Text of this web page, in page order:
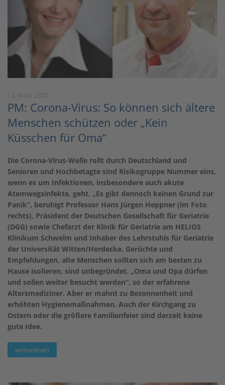
PM: Corona-Virus: So können sich ältere
Menschen schützen oder „Kein
Küsschen für Oma“
Die Corona-Virus-Welle rollt durch Deutschland und
Senioren und Hochbetagte sind Risikogruppe Nummer eins,
wenn es um Infektionen, insbesondere auch akute
Atemwegsinfekte, geht. „Es gibt dennoch keinen Grund zur
Panik“, beruhigt Professor Hans Jürgen Heppner (im Foto
rechts), Präsident der Deutschen Gesellschaft für Geriatrie
(DGG) sowie Chefarzt der Klinik für Geriatrie am HELIOS
Klinikum Schwelm und Inhaber des Lehrstuhls für Geriatrie
der Universität Witten/Herdecke. Gerüchte und
Empfehlungen, alte Menschen sollten sich am besten zu
Hause isolieren, sind unbegründet. „Oma und Opa dürfen
und sollen weiter besucht werden“, so der erfahrene
Altersmediziner. Aber er mahnt zu Besonnenheit und
erhöhten Hygienemaßnahmen. Auch der Kirchgang zu
Ostern oder die größere Familienfeier sind derzeit keine
gute Idee.
weiterlesen